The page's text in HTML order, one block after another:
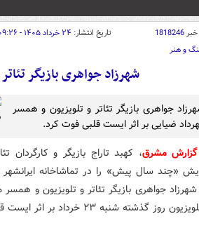
1818246 تاریخ انتشار: ۲۴ خرداد ۱۴۰۵ - ۰۹:۲۶
و هنر
شهرزاد جواهری بازیگر
جواهری بازیگر تئاتر و تلویزیون و همسر
ضیایی بر اثر ایست قلبی فوت کرد.
گزارش مشرق، کهبد تاراج بازیگر و کارگردان
«چند سال پیش» را در تماشاخانه
جواهری بازیگر تئاتر و تلویزیون و همسر
روز گذشته شنبه ۲۳ خرداد بر اثر ایست قلبی فوت کرده است.